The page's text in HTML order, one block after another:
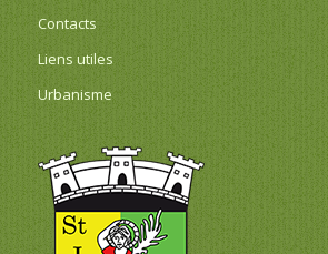
Contacts
Liens utiles
Urbanisme